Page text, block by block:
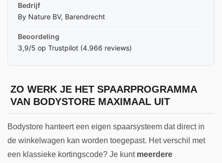
Bedrijf
By Nature BV, Barendrecht
Beoordeling
3,9/5 op Trustpilot (4.966 reviews)
ZO WERK JE HET SPAARPROGRAMMA
VAN BODYSTORE MAXIMAAL UIT
Bodystore hanteert een eigen spaarsysteem dat direct in
de winkelwagen kan worden toegepast. Het verschil met
een klassieke kortingscode? Je kunt meerdere